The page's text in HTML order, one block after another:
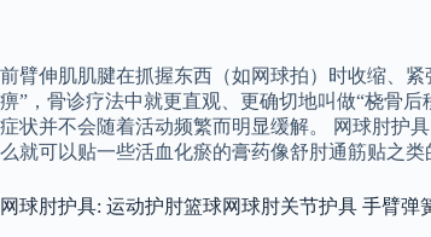
前臂伸肌肌腱在抓握东西（如网球拍）时收缩、
痹”，骨诊疗法中就更直观、更确切地叫做“桡骨
症状并不会随着活动频繁而明显缓解。 网球肘护
么就可以贴一些活血化瘀的膏药像舒肘通筋贴之类
网球肘护具: 运动护肘篮球网球肘关节护具 手臂弹